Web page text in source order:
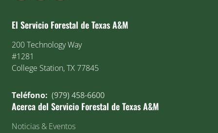
El Servicio Forestal de Texas A&M
200 Technology Way
#1281
College Station, TX 77845
Teléfono: (979) 458-6600
Acerca del Servicio Forestal de Texas A&M
Noticias & Eventos